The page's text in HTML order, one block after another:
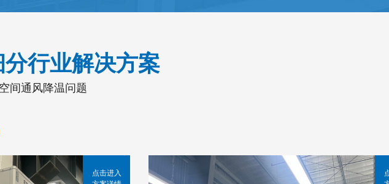
分行业解决方案
间通风降温问题
点击进入